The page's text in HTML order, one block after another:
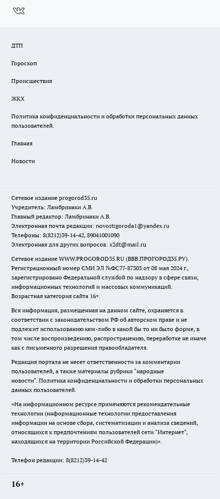
ДТП
Гороскоп
Происшествия
ЖКХ
Политика конфиденциальности и обработки персональных данных
пользователей.
Главная
Новости
Сетевое издание progorod35.ru
Учредитель: Ламбринаки А.В.
Главный редактор: Ламбринаки А.В.
Электронная почта редакции: novostigoroda1@yandex.ru
Телефоны: 8(8212)39-14-42, 89041001090
Электронная для других вопросов: x2dt@mail.ru
Сетевое издание WWW.PROGOROD35.RU (ВВВ.ПРОГОРОД35.РУ).
Регистрационный номер СМИ ЭЛ №ФС77-87303 от 08 мая 2024 г.,
зарегистрировано Федеральной службой по надзору в сфере связи,
информационных технологий и массовых коммуникаций.
Возрастная категория сайта 16+.
Вся информация, размещенная на данном сайте, охраняется в
соответствии с законодательством РФ об авторском праве и не
подлежит использованию кем-либо в какой бы то ни было форме, в
том числе воспроизведению, распространению, переработке не иначе
как с письменного разрешения правообладателя.
Редакция портала не несет ответственности за комментарии
пользователей, а также материалы рубрики "народные
новости". Политика конфиденциальности и обработки персональных
данных пользователей.
«На информационном ресурсе применяются рекомендательные
технологии (информационные технологии предоставления
информации на основе сбора, систематизации и анализа сведений,
относящихся к предпочтениям пользователей сети "Интернет",
находящихся на территории Российской Федерации)».
Телефон редакции: 8(8212)39-14-42
16+